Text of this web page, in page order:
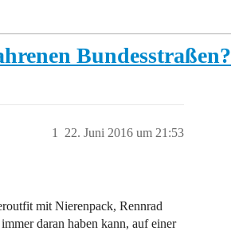
Bundesstraßen?
22. Juni 2016 um 21:53
1
mit Nierenpack, Rennrad
daran haben kann, auf einer